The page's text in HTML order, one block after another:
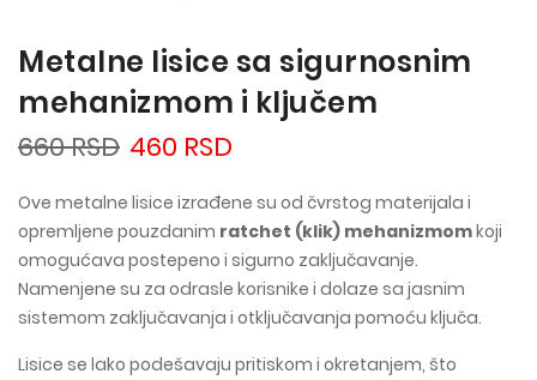
Metalne lisice sa sigurnosnim
mehanizmom i ključem
460 RSD
660 RSD
Ove metalne lisice izrađene su od čvrstog materijala i
opremljene pouzdanim ratchet (klik) mehanizmomkoji
omogućava postepeno i sigurno zaključavanje.
Namenjene su za odrasle korisnike i dolaze sa jasnim
sistemom zaključavanja i otključavanja pomoću ključa.
Lisice se lako podešavaju pritiskom i okretanjem, što